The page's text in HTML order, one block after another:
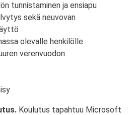
tunnistaminen ja ensiapu
sekä neuvovan
olevalle henkilölle
verenvuodon
Koulutus tapahtuu Microsoft